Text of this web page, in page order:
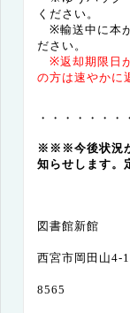
ください。
※輸送中に本
ださい。
※返却期限日
の方は速やかに
・・・・・・・
※※※今後状況が
知らせします
【連絡
図書館新館
西宮市岡田山4-1
8565